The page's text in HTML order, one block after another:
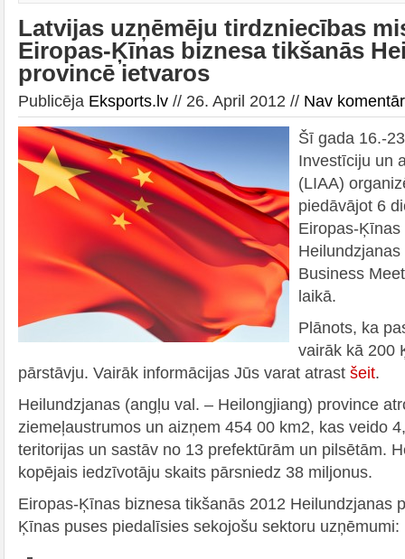
Latvijas uzņēmēju tirdzniecības
Eiropas-Ķīnas biznesa tikšanās
provincē ietvaros
Publicēja Eksports.lv // 26. April 2012 // Nav
Šī gada 16.-
Investīciju un
(LIAA)
piedāvājot 6
Eiropas-
Business
laikā.
Plānots, ka
vairāk kā 200
pārstāvju. Vairāk informācijas Jūs varat atrast šeit.
Heilundzjanas (angļu val. – Heilongjiang) province
ziemeļaustrumos un aizņem 454 00 km2, kas veido
teritorijas un sastāv no 13 prefektūrām un pilsētām.
kopējais iedzīvotāju skaits pārsniedz 38 miljonus.
Eiropas-Ķīnas biznesa tikšanās 2012 Heilundzjanas
Ķīnas puses piedalīsies sekojošu sektoru uzņēmumi: